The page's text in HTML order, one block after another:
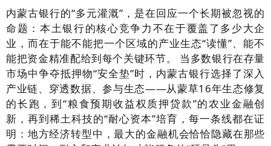
内蒙古银行的“多元灌溉”，是在回应一个长期被忽视的
命题：本土银行的核心竞争力不在于覆盖了多少大企
业，而在于能不能把一个区域的产业生态“读懂”、能不
能把资金精准配给到每个关键环节。 当多数银行在存量
市场中争夺抵押物“安全垫”时，内蒙古银行选择了深入
产业链、穿透数据、参与生态——从蒙草16年生态修复
的长跑，到“粮食预期收益权质押贷款”的农业金融创
新，再到稀土科技的“耐心资本”培育，每一条线都在证
明：地方经济转型中，最大的金融机会恰恰隐藏在那些